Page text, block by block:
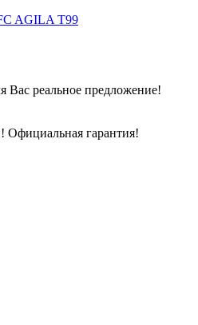
Вас реальное предложение!
Официальная гарантия!